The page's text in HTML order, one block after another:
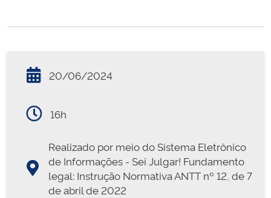
20/06/2024
16h
Realizado por meio do Sistema Eletrônico
de Informações - Sei Julgar! Fundamento
legal: Instrução Normativa ANTT nº 12, de 7
de abril de 2022